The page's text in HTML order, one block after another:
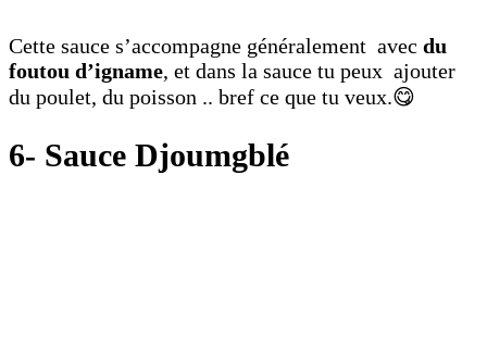
Cette sauce s’accompagne généralement avec du
foutou d’igname, et dans la sauce tu peux ajouter
du poulet, du poisson .. bref ce que tu veux.😋
6- Sauce Djoumgblé